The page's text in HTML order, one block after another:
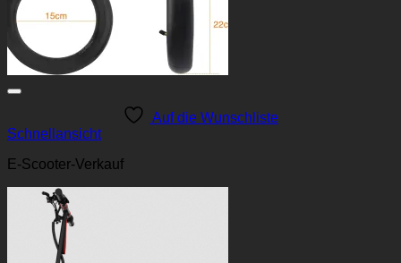
Auf die Wunschliste
Schnellansicht
E-Scooter-Verkauf